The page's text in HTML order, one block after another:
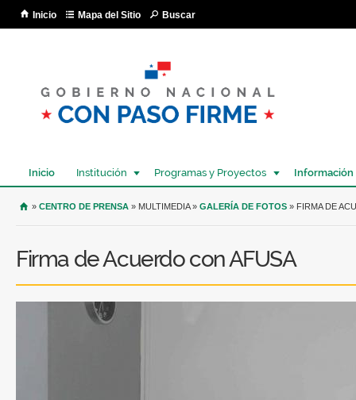
Inicio Mapa del Sitio Buscar
Inicio Institución Programas y Proyectos Información
USTED SE ENCUENTRA AQUÍ
» CENTRO DE PRENSA » MULTIMEDIA » GALERÍA DE FOTOS » FIRMA DE
Firma de Acuerdo con AFUSA